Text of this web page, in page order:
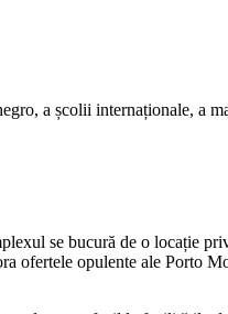
a școlii internaționale, a
se bucură de o locație
ofertele opulente ale Porto